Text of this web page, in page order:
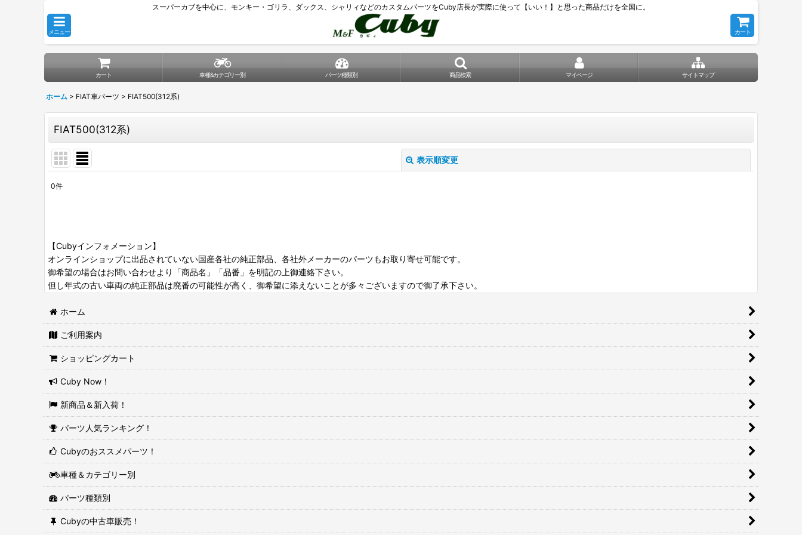
スーパーカブを中心に、モンキー・ゴリラ、ダックス、シャリィなどのカスタムパーツをCuby店長が実際に使って【いい！】と思った商品だけを全国に。
メニュー カート
カート 車種&カテゴリー別 パーツ種類別 商品検索 マイページ サイトマップ
ホーム > FIAT車パーツ > FIAT500(312系)
FIAT500(312系)
表示順変更
絞り込む
0件
【Cubyインフォメーション】
オンラインショップに出品されていない国産各社の純正部品、各社外メーカーのパーツもお取り寄せ可能です。
御希望の場合はお問い合わせより「商品名」「品番」を明記の上御連絡下さい。
但し年式の古い車両の純正部品は廃番の可能性が高く、御希望に添えないことが多々ございますので御了承下さい。
ホーム
ご利用案内
ショッピングカート
Cuby Now！
新商品＆新入荷！
パーツ人気ランキング！
Cubyのおススメパーツ！
車種＆カテゴリー別
パーツ種類別
Cubyの中古車販売！